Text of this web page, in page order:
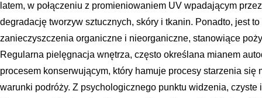
latem, w połączeniu z promieniowaniem UV wpadającym
degradację tworzyw sztucznych, skóry i tkanin. Ponadto, jest
zanieczyszczenia organiczne i nieorganiczne, stanowiące
Regularna pielęgnacja wnętrza, często określana mianem
procesem konserwującym, który hamuje procesy starzenia się
warunki podróży. Z psychologicznego punktu widzenia, czyste